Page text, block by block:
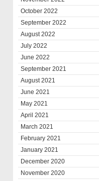
October 2022
September 2022
August 2022
July 2022
June 2022
September 2021
August 2021
June 2021
May 2021
April 2021
March 2021
February 2021
January 2021
December 2020
November 2020